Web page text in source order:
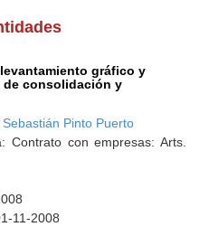
gráfico y
consolidación y
Pinto Puerto
Contrato con empresas: Arts.
11-2008